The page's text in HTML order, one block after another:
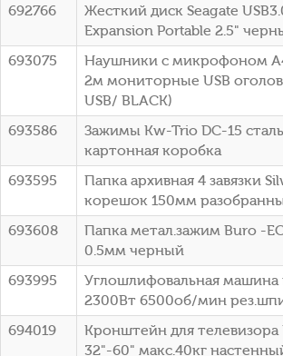
692766
Жесткий диск Seagate
Expansion Portable 2.5"
693075
Наушники с микрофоном
2м мониторные USB
USB/ BLACK)
693586
Зажимы Kw-Trio DC-15
картонная коробка
693595
Папка архивная 4 завязки
корешок 150мм
693608
Папка метал.зажим Buro -
0.5мм черный
693995
Углошлифовальная
2300Вт 6500об/мин
694019
Кронштейн для телевизора
32"-60" макс.40кг